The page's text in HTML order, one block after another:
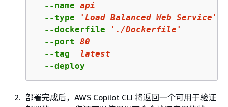
  --name
api
  --type
'Load Balanced Web Service'
  --dockerfile
'./Dockerfile'
  --port
80
  --tag
latest
  --deploy
部署完成后，AWS Copilot CLI 将返回一个可用于验证